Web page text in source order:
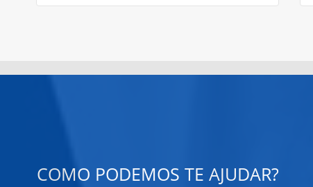
COMO PODEMOS TE AJUDAR?